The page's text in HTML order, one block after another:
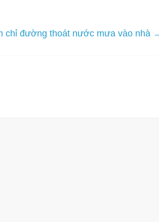
chỉ đường thoát nước mưa vào nhà